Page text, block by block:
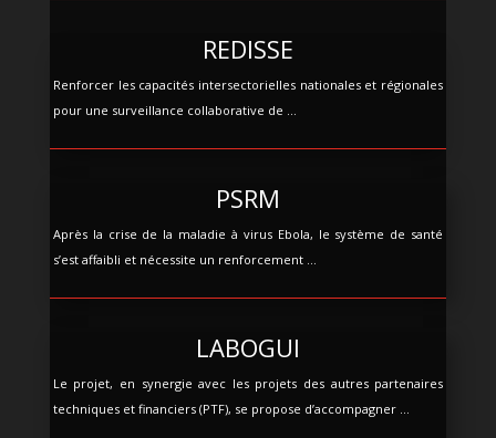
REDISSE
Renforcer les capacités intersectorielles nationales et régionales
pour une surveillance collaborative de ...
PSRM
Après la crise de la maladie à virus Ebola, le système de santé
s’est affaibli et nécessite un renforcement ...
LABOGUI
Le projet, en synergie avec les projets des autres partenaires
techniques et financiers (PTF), se propose d’accompagner ...